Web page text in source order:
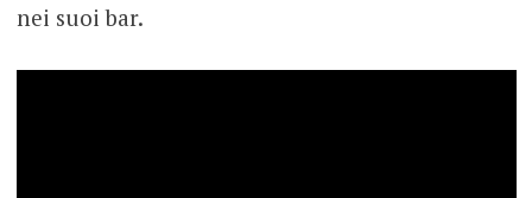
nei suoi bar.